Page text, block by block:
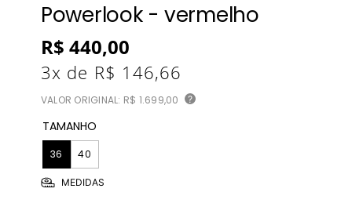
Powerlook - vermelho
R$ 440,00
3x de R$ 146,66
VALOR ORIGINAL: R$ 1.699,00 ?
TAMANHO
36 40
MEDIDAS